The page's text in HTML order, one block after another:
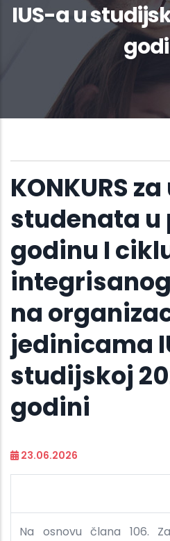
IUS-a u
KONKURS
studenata u
godinu I
na
jedinicama
studijskoj
godini
23.06.2026
Na osnovu člana 106.